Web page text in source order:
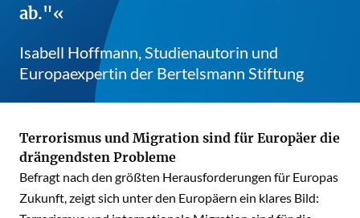
ab."
Isabell Hoffmann, Studienautorin und
Europaexpertin der Bertelsmann Stiftung
Terrorismus und Migration sind für Europäer die
drängendsten Probleme
Befragt nach den größten Herausforderungen für Europas
Zukunft, zeigt sich unter den Europäern ein klares Bild: